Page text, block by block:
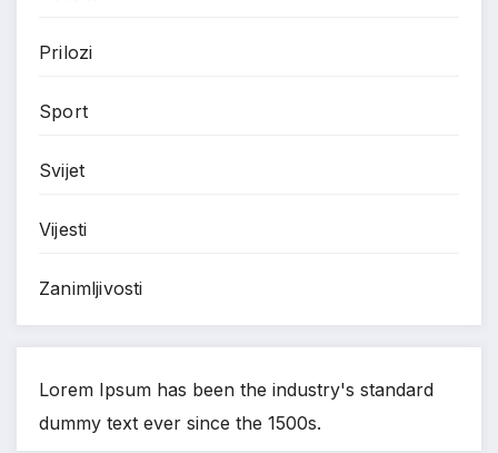
Prilozi
Sport
Svijet
Vijesti
Zanimljivosti
Lorem Ipsum has been the industry's standard
dummy text ever since the 1500s.